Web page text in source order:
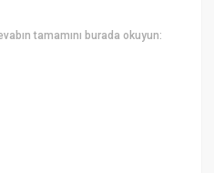
tamamını burada okuyun: